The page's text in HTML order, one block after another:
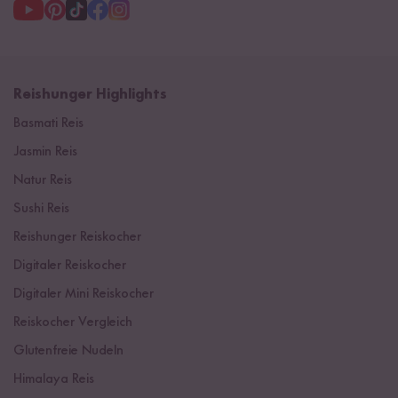
Reishunger Highlights
Basmati Reis
Jasmin Reis
Natur Reis
Sushi Reis
Reishunger Reiskocher
Digitaler Reiskocher
Digitaler Mini Reiskocher
Reiskocher Vergleich
Glutenfreie Nudeln
Himalaya Reis